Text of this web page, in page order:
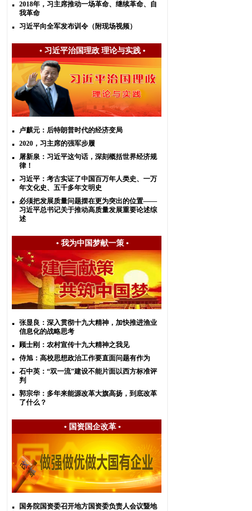
2018年，习主席推动一场革命、继续革命、自
我革命
习近平向全军发布训令（附现场视频）
• 习近平治国理政 理论与实践•
卢麒元：后特朗普时代的经济变局
2020，习主席的强军步履
屠新泉：习近平这句话，深刻概括世界经济规
律！
习近平：考古实证了中国百万年人类史、一万
年文化史、五千多年文明史
必须把发展质量问题摆在更为突出的位置——
习近平总书记关于推动高质量发展重要论述综
述
• 我为中国梦献一策•
张显良：深入贯彻十九大精神，加快推进渔业
信息化的战略思考
顾士刚：农村宣传十九大精神之我见
侍旭：高校思想政治工作要直面问题有作为
石中英：“双一流”建设不能片面以西方标准评
判
郭宗华：多年来能源改革大旗高扬，到底改革
了什么？
• 国资国企改革•
国务院国资委召开地方国资委负责人会议暨地